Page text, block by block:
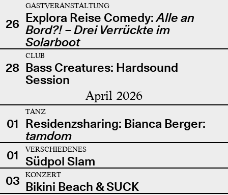
26
GASTVERANSTALTUNG
Explora Reise Comedy:Alle an
Bord?! – Drei Verrückte im
Solarboot
28
CLUB
Bass Creatures: Hardsound
Session
April 2026
01
TANZ
Residenzsharing: Bianca Berger:
tamdom
01
VERSCHIEDENES
Südpol Slam
03
KONZERT
Bikini Beach & SUCK